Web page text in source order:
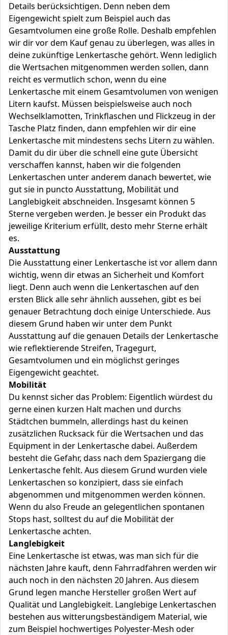
Details berücksichtigen. Denn neben dem
Eigengewicht spielt zum Beispiel auch das
Gesamtvolumen eine große Rolle. Deshalb empfehlen
wir dir vor dem Kauf genau zu überlegen, was alles in
deine zukünftige Lenkertasche gehört. Wenn lediglich
die Wertsachen mitgenommen werden sollen, dann
reicht es vermutlich schon, wenn du eine
Lenkertasche mit einem Gesamtvolumen von wenigen
Litern kaufst. Müssen beispielsweise auch noch
Wechselklamotten, Trinkflaschen und Flickzeug in der
Tasche Platz finden, dann empfehlen wir dir eine
Lenkertasche mit mindestens sechs Litern zu wählen.
Damit du dir über die schnell eine gute Übersicht
verschaffen kannst, haben wir die folgenden
Lenkertaschen unter anderem danach bewertet, wie
gut sie in puncto Ausstattung, Mobilität und
Langlebigkeit abschneiden. Insgesamt können 5
Sterne vergeben werden. Je besser ein Produkt das
jeweilige Kriterium erfüllt, desto mehr Sterne erhält
es.
Ausstattung
Die Ausstattung einer Lenkertasche ist vor allem dann
wichtig, wenn dir etwas an Sicherheit und Komfort
liegt. Denn auch wenn die Lenkertaschen auf den
ersten Blick alle sehr ähnlich aussehen, gibt es bei
genauer Betrachtung doch einige Unterschiede. Aus
diesem Grund haben wir unter dem Punkt
Ausstattung auf die genauen Details der Lenkertasche
wie reflektierende Streifen, Tragegurt,
Gesamtvolumen und ein möglichst geringes
Eigengewicht geachtet.
Mobilität
Du kennst sicher das Problem: Eigentlich würdest du
gerne einen kurzen Halt machen und durchs
Städtchen bummeln, allerdings hast du keinen
zusätzlichen Rucksack für die Wertsachen und das
Equipment in der Lenkertasche dabei. Außerdem
besteht die Gefahr, dass nach dem Spaziergang die
Lenkertasche fehlt. Aus diesem Grund wurden viele
Lenkertaschen so konzipiert, dass sie einfach
abgenommen und mitgenommen werden können.
Wenn du also Freude an gelegentlichen spontanen
Stops hast, solltest du auf die Mobilität der
Lenkertasche achten.
Langlebigkeit
Eine Lenkertasche ist etwas, was man sich für die
nächsten Jahre kauft, denn Fahrradfahren werden wir
auch noch in den nächsten 20 Jahren. Aus diesem
Grund legen manche Hersteller großen Wert auf
Qualität und Langlebigkeit. Langlebige Lenkertaschen
bestehen aus witterungsbeständigem Material, wie
zum Beispiel hochwertiges Polyester-Mesh oder